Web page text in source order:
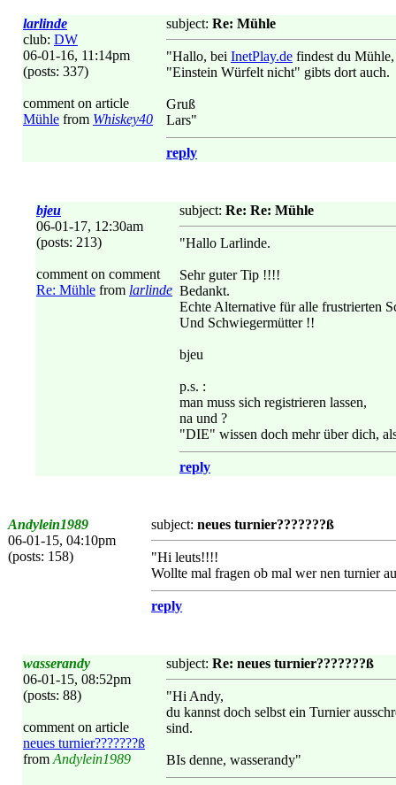
larlinde
club: DW
06-01-16, 11:14pm
(posts: 337)
comment on article
Mühle from Whiskey40
subject: Re: Mühle
"Hallo, bei InetPlay.de findest du Mühle,
"Einstein Würfelt nicht" gibts dort auch.
Gruß
Lars"
reply
bjeu
06-01-17, 12:30am
(posts: 213)
comment on comment
Re: Mühle from larlinde
subject: Re: Re: Mühle
"Hallo Larlinde.
Sehr guter Tip !!!!
Bedankt.
Echte Alternative für alle frustrierten
Und Schwiegermütter !!
bjeu
p.s. :
man muss sich registrieren lassen,
na und ?
"DIE" wissen doch mehr über dich,
reply
Andylein1989
06-01-15, 04:10pm
(posts: 158)
subject: neues turnier???????ß
"Hi leuts!!!!
Wollte mal fragen ob mal wer nen turnier
reply
wasserandy
06-01-15, 08:52pm
(posts: 88)
comment on article
neues turnier???????ß
from Andylein1989
subject: Re: neues turnier???????ß
"Hi Andy,
du kannst doch selbst ein Turnier
sind.
BIs denne, wasserandy"